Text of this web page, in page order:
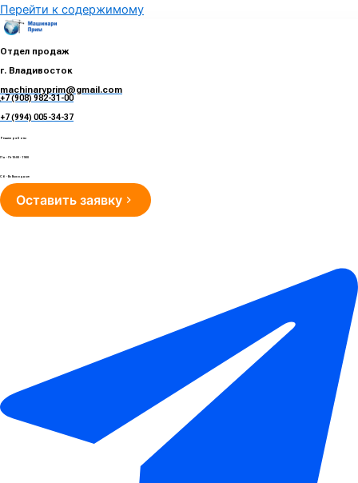
Перейти к содержимому
Отдел продаж
г. Владивосток
machinaryprim@gmail.com
+7 (908) 982-31-00
+7 (994) 005-34-37
Режим работы
Пн - Пт 10:00 - 19:00
Сб - Вс Выходные
Оставить заявку